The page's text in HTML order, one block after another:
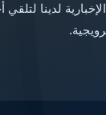
لدينا لتلقي